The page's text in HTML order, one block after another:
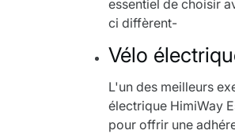
essentiel de choisir
ci diffèrent-
Vélo
L'un des meilleurs
électrique HimiWay
pour offrir une